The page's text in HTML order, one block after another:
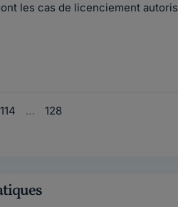
les cas de licenciement
114 … 128